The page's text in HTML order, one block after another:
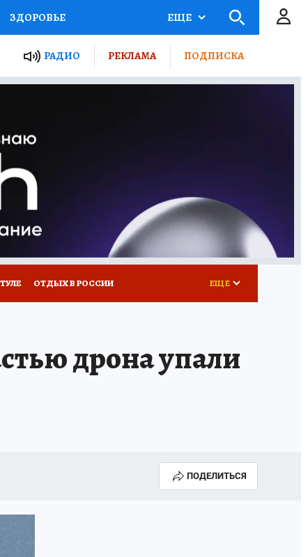
ЗДОРОВЬЕ
РОССИИ
ПУТЕВОДИТЕЛЬ
ПОТРЕБИТЕЛЯ
ЕЩЕ
РАДИО РЕКЛАМА ПОДПИСКА
ОТДЫХ В РОССИИ ЕЩЕ
дрона упали
ПОДЕЛИТЬСЯ